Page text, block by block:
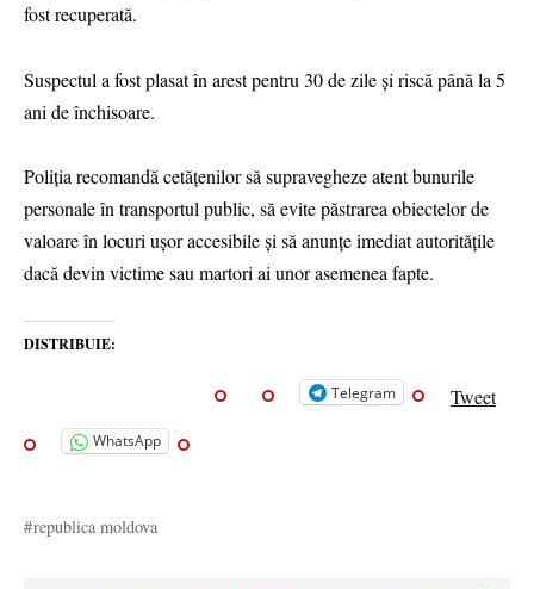
fost recuperată.
Suspectul a fost plasat în arest pentru 30 de zile și riscă până la 5
ani de închisoare.
Poliția recomandă cetățenilor să supravegheze atent bunurile
personale în transportul public, să evite păstrarea obiectelor de
valoare în locuri ușor accesibile și să anunțe imediat autoritățile
dacă devin victime sau martori ai unor asemenea fapte.
DISTRIBUIE:
Telegram Tweet
WhatsApp
republica moldova